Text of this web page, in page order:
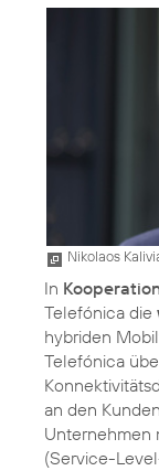
Nikolaos
In
Telefónica die
hybriden
Telefónica
an den
Unternehmen
(Service-